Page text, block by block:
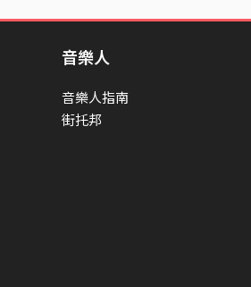
音樂人
音樂人指南
街托邦